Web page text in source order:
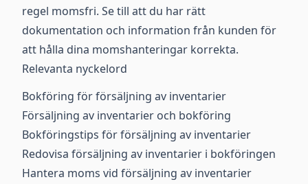
regel momsfri. Se till att du har rätt
dokumentation och information från kunden för
att hålla dina momshanteringar korrekta.
Relevanta nyckelord
Bokföring för försäljning av inventarier
Försäljning av inventarier och bokföring
Bokföringstips för försäljning av inventarier
Redovisa försäljning av inventarier i bokföringen
Hantera moms vid försäljning av inventarier